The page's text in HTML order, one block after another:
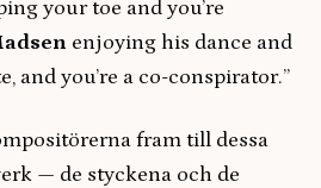
your toe and you’re
enjoying his dance and
and you’re a co-conspirator.”
fram till dessa
— de styckena och de